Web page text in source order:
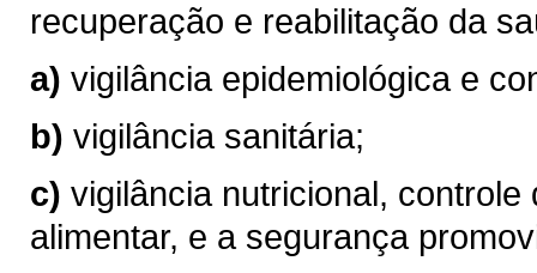
recuperação e reabilitação da
a) vigilância epidemiológica e
b) vigilância sanitária;
c) vigilância nutricional,
alimentar, e a segurança